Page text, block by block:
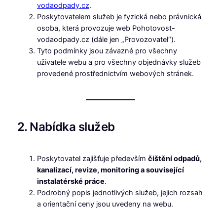
vodaodpady.cz.
Poskytovatelem služeb je fyzická nebo právnická
osoba, která provozuje web Pohotovost-
vodaodpady.cz (dále jen „Provozovatel“).
Tyto podmínky jsou závazné pro všechny
uživatele webu a pro všechny objednávky služeb
provedené prostřednictvím webových stránek.
2. Nabídka služeb
Poskytovatel zajišťuje především čištění odpadů,
kanalizací, revize, monitoring a související
instalatérské práce.
Podrobný popis jednotlivých služeb, jejich rozsah
a orientační ceny jsou uvedeny na webu.